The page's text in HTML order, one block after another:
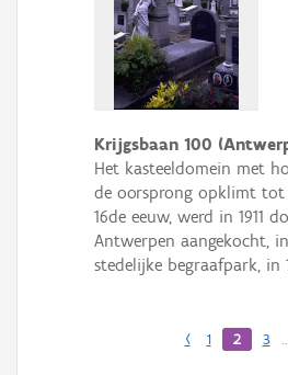
Krijgsbaan 100
Het kasteeldomein met
de oorsprong opklimt tot
16de eeuw, werd in 1911
Antwerpen aangekocht,
stedelijke begraafpark, in
‹ 1 2 3 …